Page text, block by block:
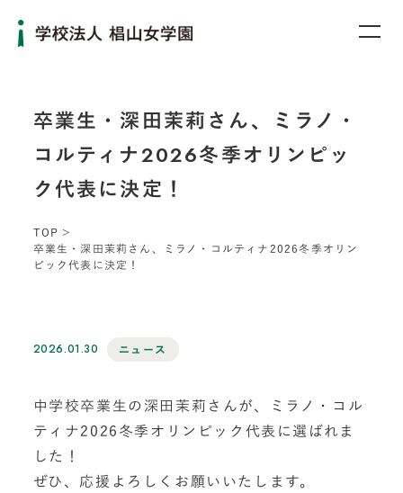
卒業生・深田茉莉さん、ミラノ・
コルティナ2026冬季オリンピッ
ク代表に決定！
TOP
卒業生・深田茉莉さん、ミラノ・コルティナ2026冬季オリン
ピック代表に決定！
2026.01.30 ニュース
中学校卒業生の深田茉莉さんが、ミラノ・コル
ティナ2026冬季オリンピック代表に選ばれま
した！
ぜひ、応援よろしくお願いいたします。